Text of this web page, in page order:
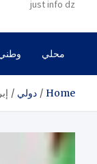
just info dz
محلي
Home دولي